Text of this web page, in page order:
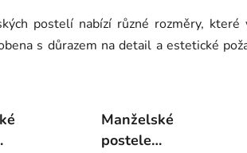
postelí nabízí různé rozměry,
s důrazem na detail a estetické
Manželské
postele